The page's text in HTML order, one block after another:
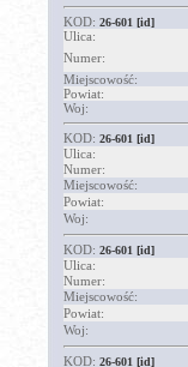
KOD: 26-601 [id]
Ulica:
Numer:
Miejscowość:
Powiat:
Woj:
KOD: 26-601 [id]
Ulica:
Numer:
Miejscowość:
Powiat:
Woj:
KOD: 26-601 [id]
Ulica:
Numer:
Miejscowość:
Powiat:
Woj:
KOD: 26-601 [id]